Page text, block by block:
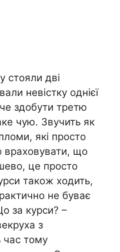
стояли дві
невістку однієї
здобути третю
чую. Звучить як
які просто
враховувати, що
це просто
також ходить,
не буває
за курси? –
з
час тому